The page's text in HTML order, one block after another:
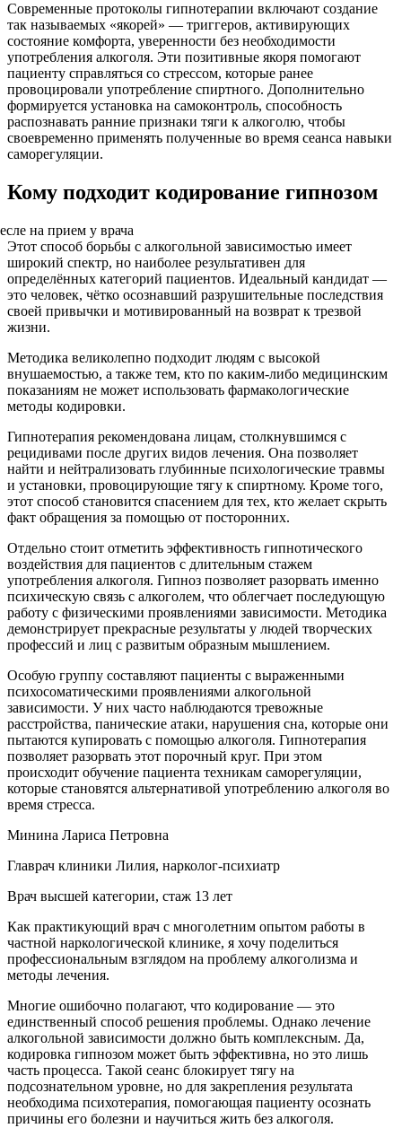
Современные протоколы гипнотерапии включают создание
так называемых «якорей» — триггеров, активирующих
состояние комфорта, уверенности без необходимости
употребления алкоголя. Эти позитивные якоря помогают
пациенту справляться со стрессом, которые ранее
провоцировали употребление спиртного. Дополнительно
формируется установка на самоконтроль, способность
распознавать ранние признаки тяги к алкоголю, чтобы
своевременно применять полученные во время сеанса навыки
саморегуляции.
Кому подходит кодирование гипнозом
Этот способ борьбы с алкогольной зависимостью имеет
широкий спектр, но наиболее результативен для
определённых категорий пациентов. Идеальный кандидат —
это человек, чётко осознавший разрушительные последствия
своей привычки и мотивированный на возврат к трезвой
жизни.
Методика великолепно подходит людям с высокой
внушаемостью, а также тем, кто по каким-либо медицинским
показаниям не может использовать фармакологические
методы кодировки.
Гипнотерапия рекомендована лицам, столкнувшимся с
рецидивами после других видов лечения. Она позволяет
найти и нейтрализовать глубинные психологические травмы
и установки, провоцирующие тягу к спиртному. Кроме того,
этот способ становится спасением для тех, кто желает скрыть
факт обращения за помощью от посторонних.
Отдельно стоит отметить эффективность гипнотического
воздействия для пациентов с длительным стажем
употребления алкоголя. Гипноз позволяет разорвать именно
психическую связь с алкоголем, что облегчает последующую
работу с физическими проявлениями зависимости. Методика
демонстрирует прекрасные результаты у людей творческих
профессий и лиц с развитым образным мышлением.
Особую группу составляют пациенты с выраженными
психосоматическими проявлениями алкогольной
зависимости. У них часто наблюдаются тревожные
расстройства, панические атаки, нарушения сна, которые они
пытаются купировать с помощью алкоголя. Гипнотерапия
позволяет разорвать этот порочный круг. При этом
происходит обучение пациента техникам саморегуляции,
которые становятся альтернативой употреблению алкоголя во
время стресса.
Минина Лариса Петровна
Главрач клиники Лилия, нарколог-психиатр
Врач высшей категории, стаж 13 лет
Как практикующий врач с многолетним опытом работы в
частной наркологической клинике, я хочу поделиться
профессиональным взглядом на проблему алкоголизма и
методы лечения.
Многие ошибочно полагают, что кодирование — это
единственный способ решения проблемы. Однако лечение
алкогольной зависимости должно быть комплексным. Да,
кодировка гипнозом может быть эффективна, но это лишь
часть процесса. Такой сеанс блокирует тягу на
подсознательном уровне, но для закрепления результата
необходима психотерапия, помогающая пациенту осознать
причины его болезни и научиться жить без алкоголя.